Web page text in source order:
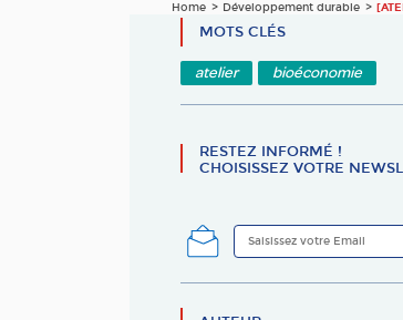
Home Développement durable
MOTS CLÉS
atelier bioéconomie
RESTEZ INFORMÉ !
CHOISISSEZ VOTRE